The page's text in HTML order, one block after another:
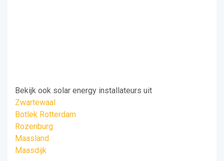
Bekijk ook solar energy installateurs uit
Zwartewaal
Botlek Rotterdam
Rozenburg
Maasland
Maasdijk